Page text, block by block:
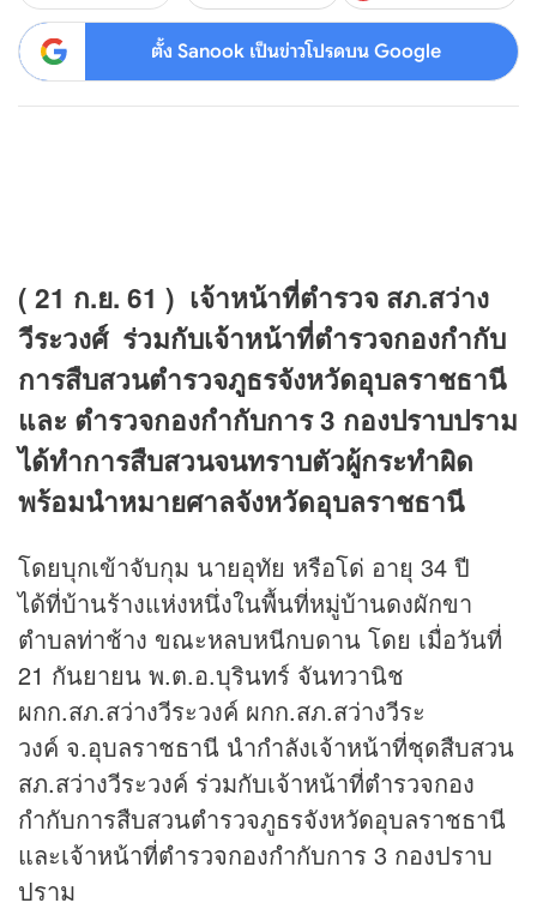
ตั้ง Sanook เป็นข่าวโปรดบน Google
( 21 ก.ย. 61 ) เจ้าหน้าที่ตำรวจ สภ.สว่าง
วีระวงศ์ ร่วมกับเจ้าหน้าที่ตำรวจกองกำกับ
การสืบสวนตำรวจภูธรจังหวัดอุบลราชธานี
และ ตำรวจกองกำกับการ 3 กองปราบปราม
ได้ทำการสืบสวนจนทราบตัวผู้กระทำผิด
พร้อมนำหมายศาลจังหวัดอุบลราชธานี
โดยบุกเข้าจับกุม นายอุทัย หรือโด่ อายุ 34 ปี
ได้ที่บ้านร้างแห่งหนึ่งในพื้นที่หมู่บ้านดงผักขา
ตำบลท่าช้าง ขณะหลบหนีกบดาน โดย เมื่อวันที่
21 กันยายน พ.ต.อ.บุรินทร์ จันทวานิช
ผกก.สภ.สว่างวีระวงค์ ผกก.สภ.สว่างวีระ
วงค์ จ.อุบลราชธานี นำกำลังเจ้าหน้าที่ชุดสืบสวน
สภ.สว่างวีระวงค์ ร่วมกับเจ้าหน้าที่ตำรวจกอง
กำกับการสืบสวนตำรวจภูธรจังหวัดอุบลราชธานี
และเจ้าหน้าที่ตำรวจกองกำกับการ 3 กองปราบ
ปราม